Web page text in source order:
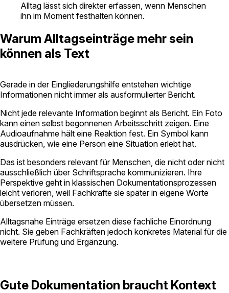
Alltag lässt sich direkter erfassen, wenn Menschen
ihn im Moment festhalten können.
Warum Alltagseinträge mehr sein
können als Text
Gerade in der Eingliederungshilfe entstehen wichtige
Informationen nicht immer als ausformulierter Bericht.
Nicht jede relevante Information beginnt als Bericht. Ein Foto
kann einen selbst begonnenen Arbeitsschritt zeigen. Eine
Audioaufnahme hält eine Reaktion fest. Ein Symbol kann
ausdrücken, wie eine Person eine Situation erlebt hat.
Das ist besonders relevant für Menschen, die nicht oder nicht
ausschließlich über Schriftsprache kommunizieren. Ihre
Perspektive geht in klassischen Dokumentationsprozessen
leicht verloren, weil Fachkräfte sie später in eigene Worte
übersetzen müssen.
Alltagsnahe Einträge ersetzen diese fachliche Einordnung
nicht. Sie geben Fachkräften jedoch konkretes Material für die
weitere Prüfung und Ergänzung.
Gute Dokumentation braucht Kontext